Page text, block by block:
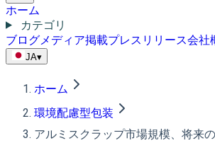
ホーム
カテゴリ
ブログメディア掲載プレスリリース会社
JA▾
ホーム
環境配慮型包装
アルミスクラップ市場規模、将来